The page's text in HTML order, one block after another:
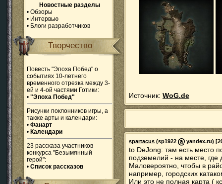
Новостные разделы
• Обзоры
• Интервью
• Блоги разработчиков
Творчество
Повесть "Эпоха Побед" о
событиях 10-летнего
временного отрезка между 3-
ей и 4-ой частями Готики:
• "Эпоха Побед"
Рисунки поклонников игры, а
также арты и календари:
• Фанарт
• Календари
23 рассказа участников
конкурса "Безымянный
герой":
• Список рассказов
Источник: WoG.de
spartacus (sp1922 yandex.ru)
to DeJong: там есть место
подземелий - на месте,
Маловероятно, чтобы в
например, городских
Или это не полная карта (